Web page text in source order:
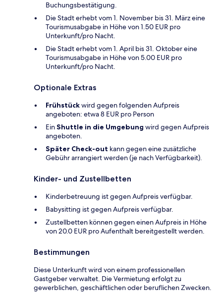
Buchungsbestätigung.
Die Stadt erhebt vom 1. November bis 31. März eine
Tourismusabgabe in Höhe von 1.50 EUR pro
Unterkunft/pro Nacht.
Die Stadt erhebt vom 1. April bis 31. Oktober eine
Tourismusabgabe in Höhe von 5.00 EUR pro
Unterkunft/pro Nacht.
Optionale Extras
Frühstückwird gegen folgenden Aufpreis
angeboten: etwa 8 EUR pro Person
EinShuttle in die Umgebung wird gegen Aufpreis
angeboten.
Später Check-out kann gegen eine zusätzliche
Gebühr arrangiert werden (je nach Verfügbarkeit).
Kinder- und Zustellbetten
Kinderbetreuung ist gegen Aufpreis verfügbar.
Babysitting ist gegen Aufpreis verfügbar.
Zustellbetten können gegen einen Aufpreis in Höhe
von 20.0 EUR pro Aufenthalt bereitgestellt werden.
Bestimmungen
Diese Unterkunft wird von einem professionellen
Gastgeber verwaltet. Die Vermietung erfolgt zu
gewerblichen, geschäftlichen oder beruflichen Zwecken.